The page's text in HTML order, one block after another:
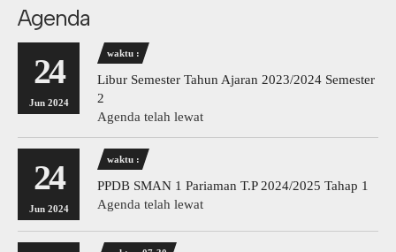
Agenda
24
Jun 2024
waktu :
Libur Semester Tahun Ajaran 2023/2024 Semester
2
Agenda telah lewat
24
Jun 2024
waktu :
PPDB SMAN 1 Pariaman T.P 2024/2025 Tahap 1
Agenda telah lewat